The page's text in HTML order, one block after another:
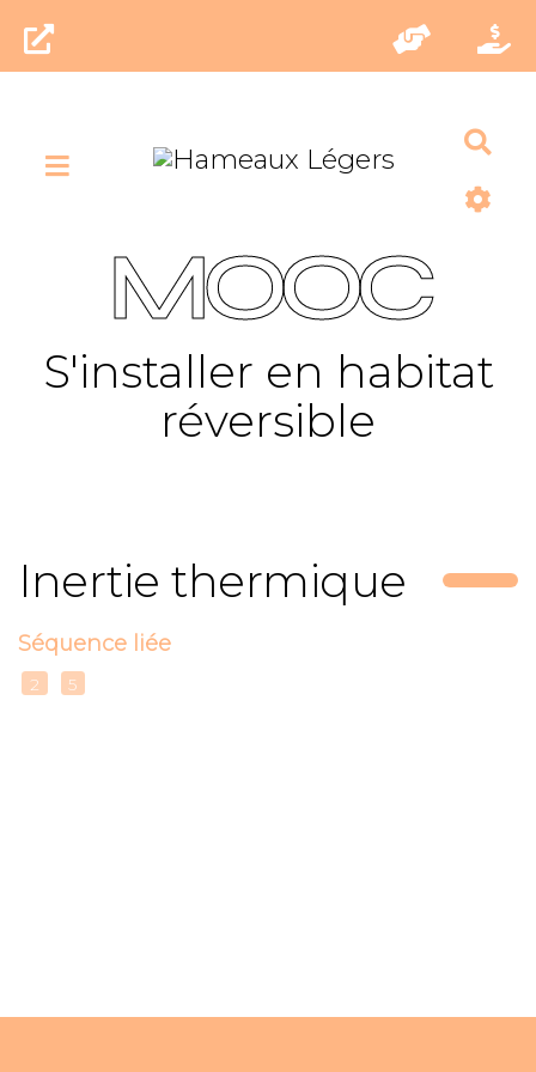
MOOC
S'installer en habitat
réversible
Inertie thermique
Séquence liée
2 5